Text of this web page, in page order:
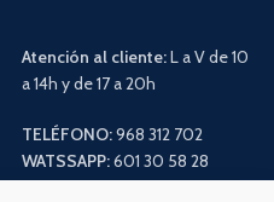
Atención al cliente:L a V de 10
a 14h y de 17 a 20h
TELÉFONO:968 312 702
WATSSAPP:601 30 58 28
Email:info@vapeo.es